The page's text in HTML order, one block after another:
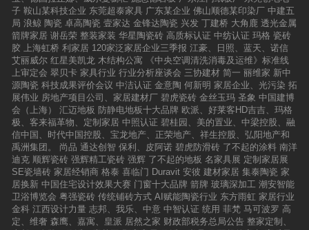
口“金刚耐磨釉”和“金刚颗粒混合”技术，釉层硬度
比全抛釉提升38%，釉面坚硬耐磨。王女士把拥
有莫氏硬度6级的长石和7级的石英在瓷砖表面猛
烈刮划，依然没有在砖面上留下刮痕。8，防污
性测评前七关，900mm“御品·金刚釉”都是颇为顺
利的通过，那第八关挑战——防污性又会如何
呢？酱油被王女士均匀地喷晒在瓷砖表面，把90
0mm“御品·金刚釉”弄得一阵狼狈。但王女士只用
了几张普通的纸巾，即把酱油擦得一干二净，瓷
砖表面光洁如新。因为裕成陶瓷使用“亮丽洁”技
术，确保瓷砖拥有强劲的防污性能。素人总评作
为裕成陶瓷的老客户，能被邀请参加这次产品测
试，我感到非常荣幸的。通过这次产品测试，我
从瓷砖产品外观、规格、平整度、吸水率、抗压
性能、光泽度、耐磨度以及防污性能八大方面更
加深入的了解到裕成陶瓷对产品品质的严格把
关。特别是在抗压性能、光泽度以及耐磨度测试
中，900mm“御品·金刚釉”的优异表现，更加坚定
我对裕成陶瓷的信任。除此以外，900mm“御品·
以及对改善用户人居与文化需求“WOW-Effect”的
深度挖掘。五、评分机制1、裁判导师对每位竞
选者从“设计作品”和“竞选者对主题阐述+表达的
专业性+综合素质”两项进行评分；2、采用百分制
形式，每一项评分最高100分，最低0分，即选手
最终得分为最高200分，最低0分。3、晋级演讲
会及竞选演讲会，裁判导师在每位竞选者演讲后
当场打分，现场实时亮出。竞选者的最终得分为
四名裁判导师评分总和的均值。4、如竞选者的
设计方案有悖于竞选命题或竞选规则，裁判导师
有权当场中止其演讲。六、核心流程第一阶段：
报名与入围（2016年3-8月）1、2016年度晋级
演讲会全国共五场，举办城市和时间安排如下，
设计师自行选择报名其中一场，每场晋级演讲会
前30天截止报名；2、每人仅可报名一次，每场
晋级演讲会前三周公布8位入围设计师名单，入
围设计师由执行导师团从报名该场的设计师中遴
选。3、全国共40名设计师入围，获得主办方颁
子 鞍山某科技企业 东莞超泰家具 广东某企业 佛山顺德某印染厂 中建五
局 浪鲸 陶瓷 卓高陶瓷 壹家达 金锋达陶瓷 兴发 丁建桥 大角鹿 透光金属
箭牌家居 谢岳荣 整装家装 华星陶瓷砖 高质标认证 中纺认证 玛格 瓷砖
胶
上海虹桥 利家居 120家泛家居企业三季报 江豪、日照、蓝天、诺信
艾丽威尔 红星美凯龙 木结构公寓
《中央空调清洗消毒及运维》标准线
上审定会 翠贝卡 家具行业 行业分析座谈会 三协建材 简一 丽维家 新中
源陶瓷 科技成果评价会议 中洁认证 金意陶 何新明 家居企业、光污染 拓
展伟业 房地产项目公司、家居建材厂 碧虎瓷砖 金丝玉玛 圣象 中国建博
会（上海）
汇迈地板 防静电地板十大品牌 欧派、好莱客HD吉吉、玛格
极、客来福革物、定制家居 中照认证 碧桂园、美的置业、中梁控股、融
信中国、时代中国控股、宝龙地产、正荣地产、祥生控股、弘阳地产和
禹洲集团。
尚品 通达创智 保利、皮阿诺 碧虎防滑砖 了不起的涂料 南洋
迪克 顺辉瓷砖 强辉精工瓷砖 强辉 了不起的地板 名家具展 定制家居展
SE瓷墙砖 家居经销商 格泰 喜临门 Duravit 安彼 建材家居 集泰陶瓷 家
居换新 中国住宅设计效果大赛 门窗十大品牌 箭牌 玻璃深加工 潮安智能
卫浴博览会 粤强瓷砖 传统铺砖方式 AI赋能陶瓷行业 东方雨虹 家居行业
金科 江西设计力量 志邦、我乐、中意 中智认证 统用 菲梵 马可波罗 高
定、维奢 森鹰、嘉寓、皇派 居然之家 财政部税务总局公告 整家定制、